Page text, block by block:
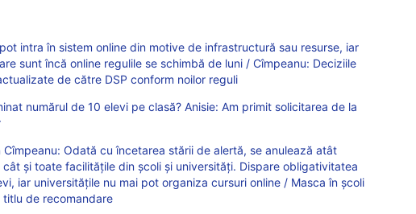
pot intra în sistem online din motive de infrastructură sau resurse, iar
sunt încă online regulile se schimbă de luni / Cîmpeanu: Deciziile
de către DSP conform noilor reguli
numărul de 10 elevi pe clasă? Anisie: Am primit solicitarea de la
Cîmpeanu: Odată cu încetarea stării de alertă, se anulează atât
și toate facilitățile din școli și universități. Dispare obligativitatea
iar universitățile nu mai pot organiza cursuri online / Masca în școli
de recomandare